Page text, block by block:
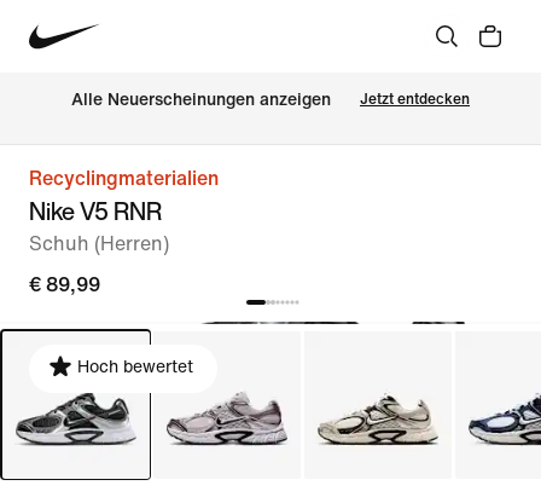
Alle Neuerscheinungen anzeigen Jetzt entdecken
Recyclingmaterialien
Nike V5 RNR
Schuh (Herren)
€ 89,99
Hoch bewertet